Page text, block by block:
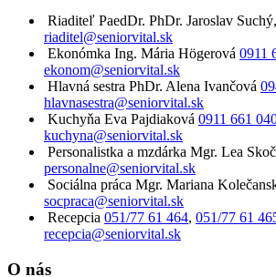
Riaditeľ PaedDr. PhDr. Jaroslav
riaditel@seniorvital.sk
Ekonómka Ing. Mária Högerová 0911
ekonom@seniorvital.sk
Hlavná sestra PhDr. Alena Ivančová
hlavnasestra@seniorvital.sk
Kuchyňa Eva Pajdiaková 0911 661
kuchyna@seniorvital.sk
Personalistka a mzdárka Mgr. Lea
personalne@seniorvital.sk
Sociálna práca Mgr. Mariana
socpraca@seniorvital.sk
Recepcia 051/77 61 464, 051/77 61
recepcia@seniorvital.sk
O nás